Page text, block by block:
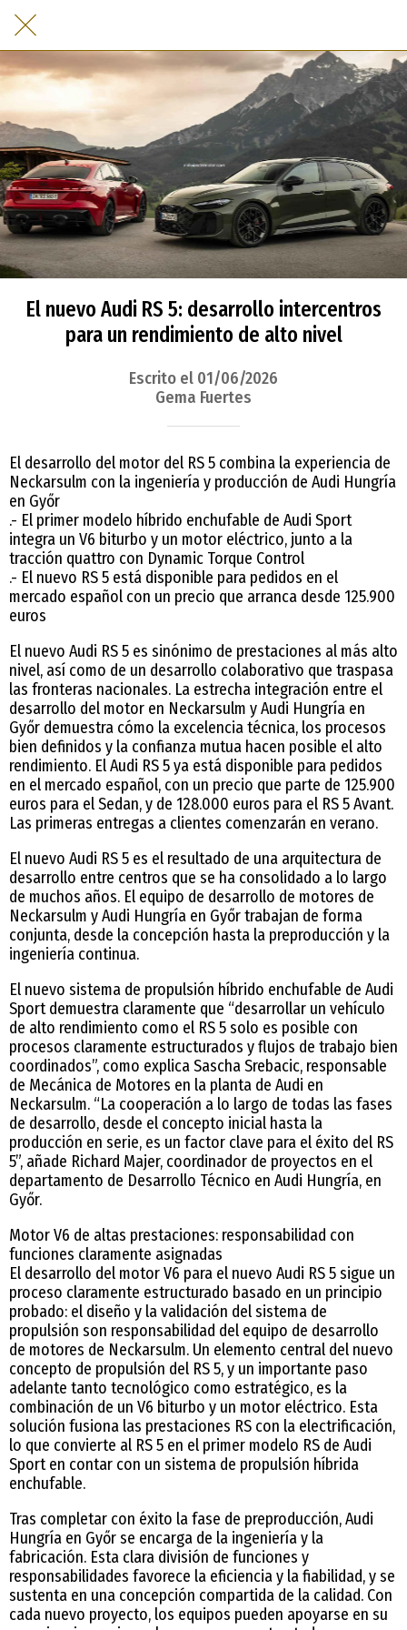
El nuevo Audi RS 5: desarrollo intercentros
para un rendimiento de alto nivel
Escrito el 01/06/2026
Gema Fuertes
El desarrollo del motor del RS 5 combina la experiencia de
Neckarsulm con la ingeniería y producción de Audi Hungría
en Győr
.- El primer modelo híbrido enchufable de Audi Sport
integra un V6 biturbo y un motor eléctrico, junto a la
tracción quattro con Dynamic Torque Control
.- El nuevo RS 5 está disponible para pedidos en el
mercado español con un precio que arranca desde 125.900
euros
El nuevo Audi RS 5 es sinónimo de prestaciones al más alto
nivel, así como de un desarrollo colaborativo que traspasa
las fronteras nacionales. La estrecha integración entre el
desarrollo del motor en Neckarsulm y Audi Hungría en
Győr demuestra cómo la excelencia técnica, los procesos
bien definidos y la confianza mutua hacen posible el alto
rendimiento. El Audi RS 5 ya está disponible para pedidos
en el mercado español, con un precio que parte de 125.900
euros para el Sedan, y de 128.000 euros para el RS 5 Avant.
Las primeras entregas a clientes comenzarán en verano.
El nuevo Audi RS 5 es el resultado de una arquitectura de
desarrollo entre centros que se ha consolidado a lo largo
de muchos años. El equipo de desarrollo de motores de
Neckarsulm y Audi Hungría en Győr trabajan de forma
conjunta, desde la concepción hasta la preproducción y la
ingeniería continua.
El nuevo sistema de propulsión híbrido enchufable de Audi
Sport demuestra claramente que “desarrollar un vehículo
de alto rendimiento como el RS 5 solo es posible con
procesos claramente estructurados y flujos de trabajo bien
coordinados”, como explica Sascha Srebacic, responsable
de Mecánica de Motores en la planta de Audi en
Neckarsulm. “La cooperación a lo largo de todas las fases
de desarrollo, desde el concepto inicial hasta la
producción en serie, es un factor clave para el éxito del RS
5”, añade Richard Majer, coordinador de proyectos en el
departamento de Desarrollo Técnico en Audi Hungría, en
Győr.
Motor V6 de altas prestaciones: responsabilidad con
funciones claramente asignadas
El desarrollo del motor V6 para el nuevo Audi RS 5 sigue un
proceso claramente estructurado basado en un principio
probado: el diseño y la validación del sistema de
propulsión son responsabilidad del equipo de desarrollo
de motores de Neckarsulm. Un elemento central del nuevo
concepto de propulsión del RS 5, y un importante paso
adelante tanto tecnológico como estratégico, es la
combinación de un V6 biturbo y un motor eléctrico. Esta
solución fusiona las prestaciones RS con la electrificación,
lo que convierte al RS 5 en el primer modelo RS de Audi
Sport en contar con un sistema de propulsión híbrida
enchufable.
Tras completar con éxito la fase de preproducción, Audi
Hungría en Győr se encarga de la ingeniería y la
fabricación. Esta clara división de funciones y
responsabilidades favorece la eficiencia y la fiabilidad, y se
sustenta en una concepción compartida de la calidad. Con
cada nuevo proyecto, los equipos pueden apoyarse en su